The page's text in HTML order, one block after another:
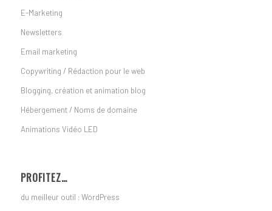
E-Marketing
Newsletters
Email marketing
Copywriting / Rédaction pour le web
Blogging, création et animation blog
Hébergement / Noms de domaine
Animations Vidéo LED
PROFITEZ…
du meilleur outil : WordPress